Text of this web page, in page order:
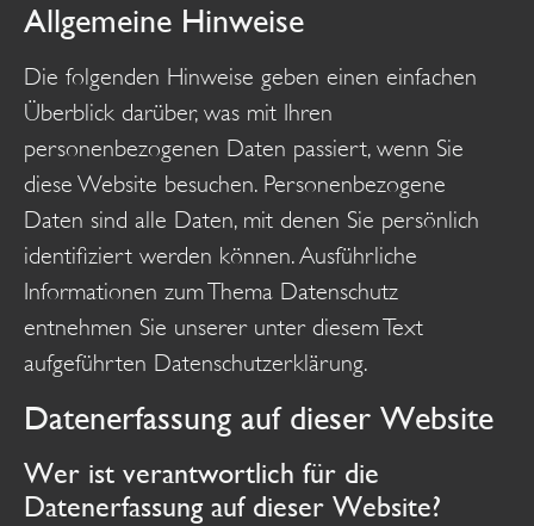
Allgemeine Hinweise
Die folgenden Hinweise geben einen einfachen
Überblick darüber, was mit Ihren
personenbezogenen Daten passiert, wenn Sie
diese Website besuchen. Personenbezogene
Daten sind alle Daten, mit denen Sie persönlich
identifiziert werden können. Ausführliche
Informationen zum Thema Datenschutz
entnehmen Sie unserer unter diesem Text
aufgeführten Datenschutzerklärung.
Datenerfassung auf dieser Website
Wer ist verantwortlich für die
Datenerfassung auf dieser Website?